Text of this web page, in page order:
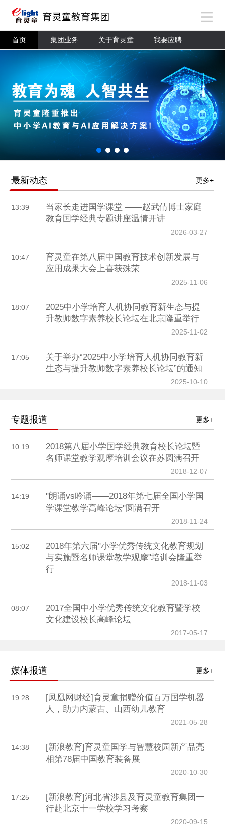
首页 集团业务 关于育灵童 我要应聘
最新动态 更多+
13:39
当家长走进国学课堂 ——赵武倩博士家庭
教育国学经典专题讲座温情开讲
2026-03-27
10:47
育灵童在第八届中国教育技术创新发展与
应用成果大会上喜获殊荣
2025-11-06
18:07
2025中小学培育人机协同教育新生态与提
升教师数字素养校长论坛在北京隆重举行
2025-11-02
17:05
关于举办“2025中小学培育人机协同教育新
生态与提升教师数字素养校长论坛”的通知
2025-10-10
专题报道 更多+
10:19
2018第八届小学国学经典教育校长论坛暨
名师课堂教学观摩培训会议在苏圆满召开
2018-12-07
14:19
"朗诵vs吟诵——2018年第七届全国小学国
学课堂教学高峰论坛"圆满召开
2018-11-24
15:02
2018年第六届"小学优秀传统文化教育规划
与实施暨名师课堂教学观摩"培训会隆重举
行
2018-11-03
08:07
2017全国中小学优秀传统文化教育暨学校
文化建设校长高峰论坛
2017-05-17
媒体报道 更多+
19:28
[凤凰网财经]育灵童捐赠价值百万国学机器
人，助力内蒙古、山西幼儿教育
2021-05-28
14:38
[新浪教育]育灵童国学与智慧校园新产品亮
相第78届中国教育装备展
2020-10-30
17:25
[新浪教育]河北省涉县及育灵童教育集团一
行赴北京十一学校学习考察
2020-09-15